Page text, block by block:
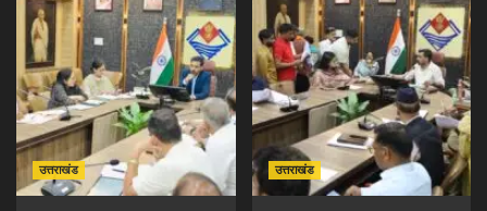
उत्तराखंड उत्तराखंड